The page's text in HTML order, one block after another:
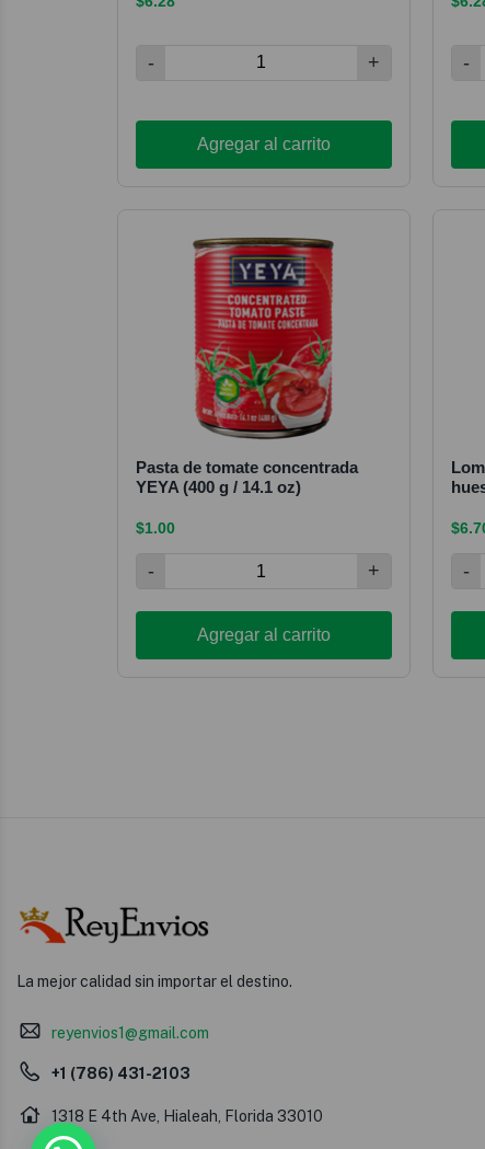
La mejor calidad sin importar el destino.
reyenvios1@gmail.com
+1 (786) 431-2103
1318 E 4th Ave, Hialeah, Florida 33010